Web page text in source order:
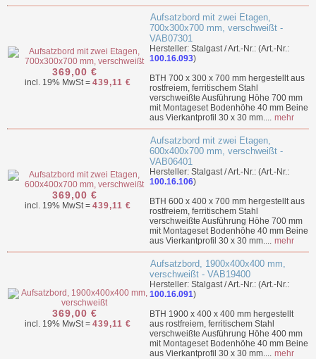
369,00 €
incl. 19% MwSt = 439,11 €
Aufsatzbord mit zwei Etagen,
700x300x700 mm, verschweißt -
VAB07301
Hersteller: Stalgast / Art.-Nr.: (Art.-Nr.:
100.16.093)
BTH 700 x 300 x 700 mm hergestellt aus
rostfreiem, ferritischem Stahl
verschweißte Ausführung Höhe 700 mm
mit Montageset Bodenhöhe 40 mm Beine
aus Vierkantprofil 30 x 30 mm.... mehr
369,00 €
incl. 19% MwSt = 439,11 €
Aufsatzbord mit zwei Etagen,
600x400x700 mm, verschweißt -
VAB06401
Hersteller: Stalgast / Art.-Nr.: (Art.-Nr.:
100.16.106)
BTH 600 x 400 x 700 mm hergestellt aus
rostfreiem, ferritischem Stahl
verschweißte Ausführung Höhe 700 mm
mit Montageset Bodenhöhe 40 mm Beine
aus Vierkantprofil 30 x 30 mm.... mehr
369,00 €
incl. 19% MwSt = 439,11 €
Aufsatzbord, 1900x400x400 mm,
verschweißt - VAB19400
Hersteller: Stalgast / Art.-Nr.: (Art.-Nr.:
100.16.091)
BTH 1900 x 400 x 400 mm hergestellt
aus rostfreiem, ferritischem Stahl
verschweißte Ausführung Höhe 400 mm
mit Montageset Bodenhöhe 40 mm Beine
aus Vierkantprofil 30 x 30 mm.... mehr